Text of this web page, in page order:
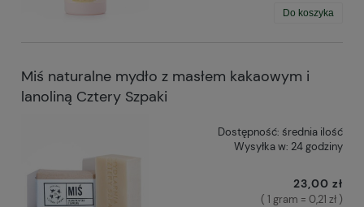
Do koszyka
Miś naturalne mydło z masłem kakaowym i
lanoliną Cztery Szpaki
Dostępność: średnia ilość
Wysyłka w: 24 godziny
23,00 zł
( 1 gram = 0,21 zł )